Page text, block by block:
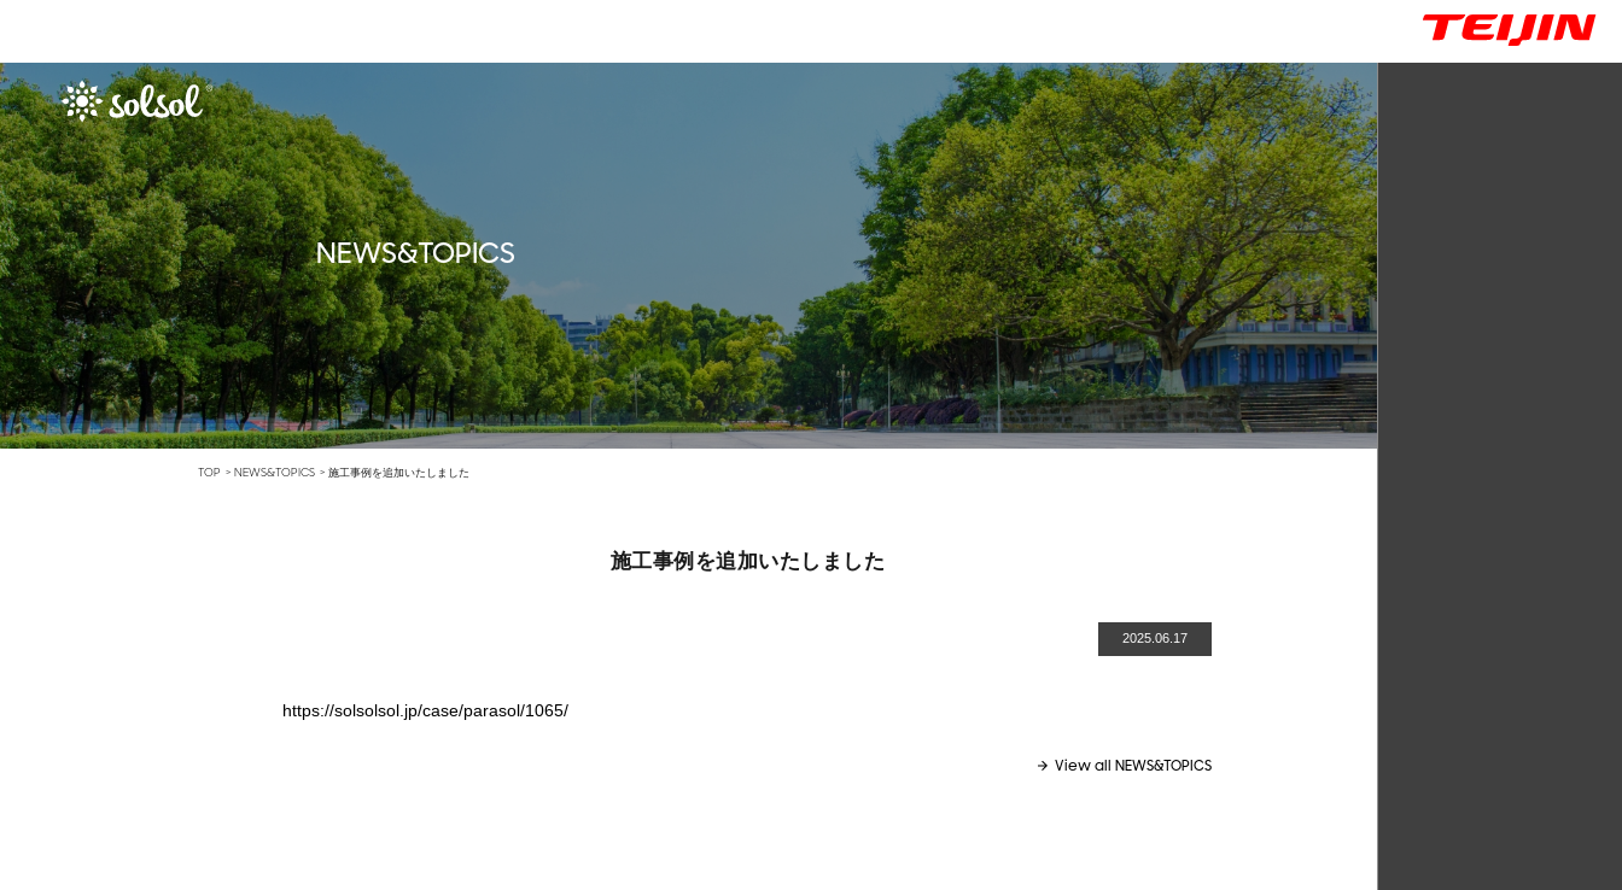
NEWS&TOPICS
TOP NEWS&TOPICS 施工事例を追加いたしました
施工事例を追加いたしました
2025.06.17
https://solsolsol.jp/case/parasol/1065/
View all NEWS&TOPICS